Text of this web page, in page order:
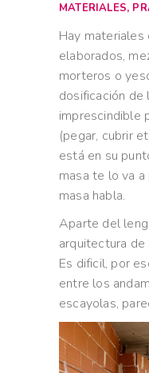
MATERIALES,
Hay
elaborados,
morteros o
dosificación de
imprescindible
(pegar, cubrir
está en su
masa te lo va
masa habla.
Aparte del
arquitectura de
Es dificil, por
entre los
escayolas,